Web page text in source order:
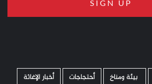
­ بيئة ومناخ أحتجاجات
أخبار الإغاثة